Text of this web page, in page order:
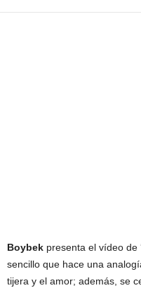
Boybek presenta el vídeo de
sencillo que hace una
tijera y el amor; además, se